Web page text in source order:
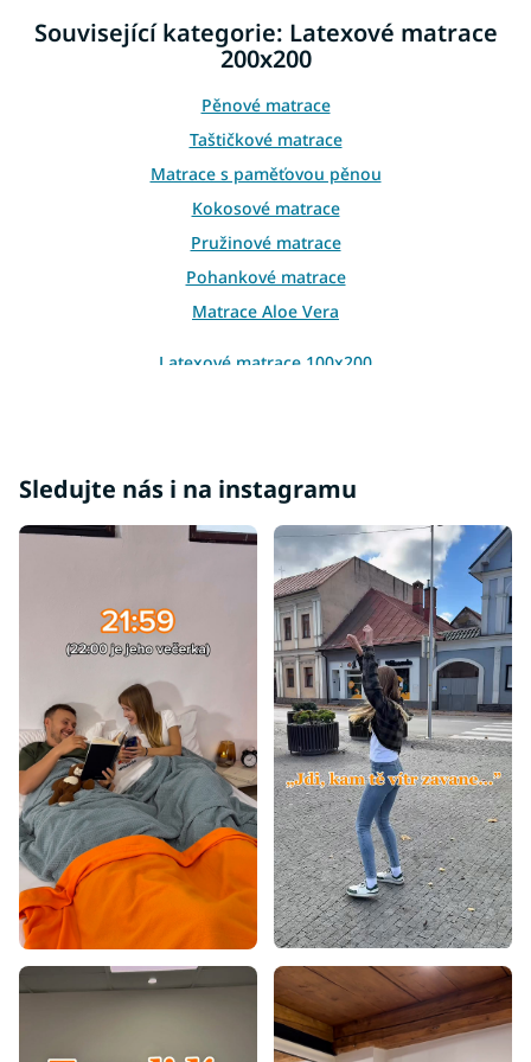
Související kategorie: Latexové matrace
200x200
Pěnové matrace
Taštičkové matrace
Matrace s paměťovou pěnou
Kokosové matrace
Pružinové matrace
Pohankové matrace
Matrace Aloe Vera
Latexové matrace 100x200
Sledujte nás i na instagramu